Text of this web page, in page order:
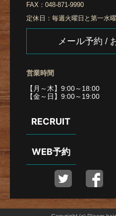
FAX： 048-871-9990
定休日： 毎週火曜日と第一水
メール予約 /
営業時間
【月～木】9:00～18:00
【金～日】9:00～19:00
RECRUIT
WEB予約